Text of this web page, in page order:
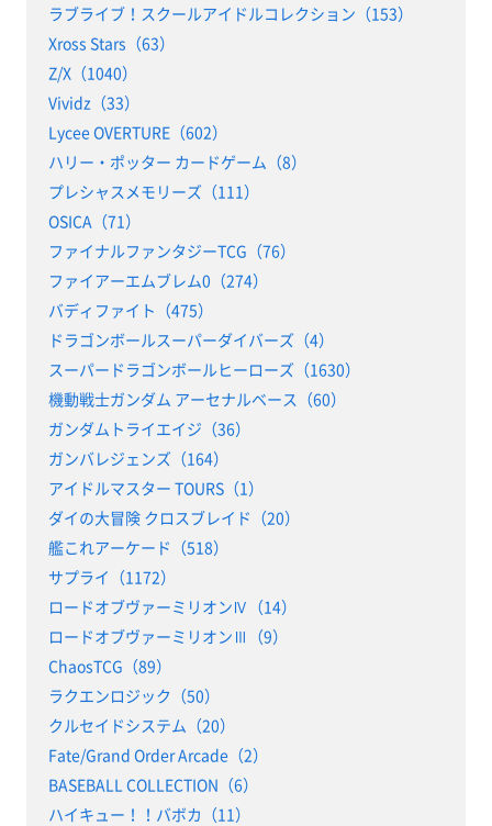
ラブライブ！スクールアイドルコレクション（153）
Xross Stars（63）
Z/X（1040）
Vividz（33）
Lycee OVERTURE（602）
ハリー・ポッター カードゲーム（8）
プレシャスメモリーズ（111）
OSICA（71）
ファイナルファンタジーTCG（76）
ファイアーエムブレム0（274）
バディファイト（475）
ドラゴンボールスーパーダイバーズ（4）
スーパードラゴンボールヒーローズ（1630）
機動戦士ガンダム アーセナルベース（60）
ガンダムトライエイジ（36）
ガンバレジェンズ（164）
アイドルマスター TOURS（1）
ダイの大冒険 クロスブレイド（20）
艦これアーケード（518）
サプライ（1172）
ロードオブヴァーミリオンⅣ（14）
ロードオブヴァーミリオンⅢ（9）
ChaosTCG（89）
ラクエンロジック（50）
クルセイドシステム（20）
Fate/Grand Order Arcade（2）
BASEBALL COLLECTION（6）
ハイキュー！！バボカ（11）